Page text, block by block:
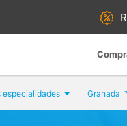
especialidades Granada